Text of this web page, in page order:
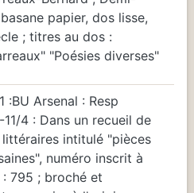
papier, dos lisse,
; titres au dos :
"Poésies diverses"
:BU Arsenal : Resp
4 : Dans un recueil de
littéraires intitulé "pièces
numéro inscrit à
: 795 ; broché et